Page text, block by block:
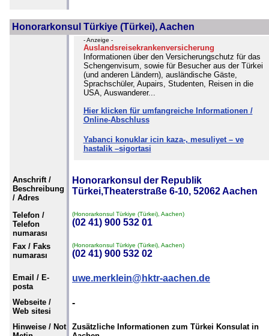
Honorarkonsul Türkiye (Türkei), Aachen
- Anzeige -
Auslandsreisekrankenversicherung
Informationen über den Versicherungschutz für das
Schengenvisum, sowie für Besucher aus der Türkei
(und anderen Ländern), ausländische Gäste,
Sprachschüler, Aupairs, Studenten, Reisen in die
USA, Auswanderer...
Hier klicken für umfangreiche Informationen /
Online-Abschluss
Yabanci konuklar icin kaza-, mesuliyet – ve
hastalik –sigortasi
Anschrift /
Beschreibung
/ Adres
Honorarkonsul der Republik
Türkei,Theaterstraße 6-10, 52062 Aachen
Telefon /
Telefon
numarası
(Honorarkonsul Türkiye (Türkei), Aachen)
(02 41) 900 532 01
Fax / Faks
numarası
(Honorarkonsul Türkiye (Türkei), Aachen)
(02 41) 900 532 02
Email / E-
posta
uwe.merklein@hktr-aachen.de
Webseite /
Web sitesi
-
Hinweise / Not
Zusätzliche Informationen zum Türkei Konsulat in